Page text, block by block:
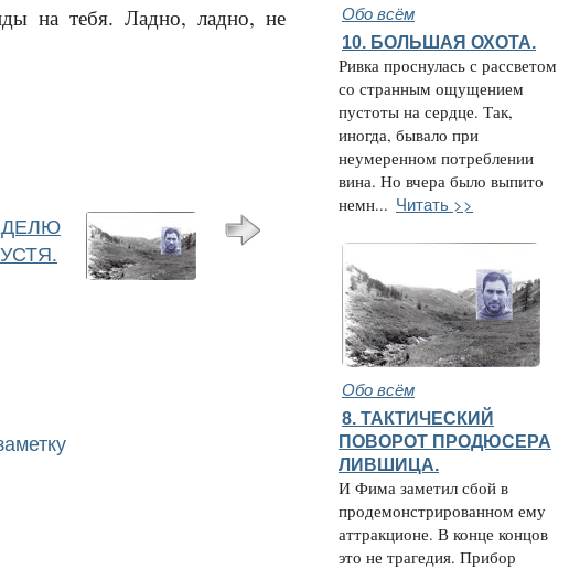
на тебя. Ладно, ладно, не
Обо всём
10. БОЛЬШАЯ ОХОТА.
Ривка проснулась с рассветом
со странным ощущением
пустоты на сердце. Так,
иногда, бывало при
неумеренном потреблении
вина. Но вчера было выпито
немн... Читать >>
Обо всём
8. ТАКТИЧЕСКИЙ
ПОВОРОТ ПРОДЮСЕРА
ЛИВШИЦА.
И Фима заметил сбой в
продемонстрированном ему
аттракционе. В конце концов
это не трагедия. Прибор